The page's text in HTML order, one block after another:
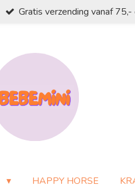
Gratis verzending vanaf 75,-
HAPPY HORSE